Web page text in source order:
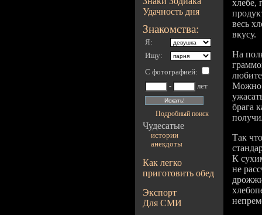
Удачность дня
Знакомства:
Я:
Ищу:
С фотографией:
-
лет
Подробный поиск
Чудесатые
истории
анекдоты
Как легко
приготовить обед
Экспорт
Для СМИ
хлебе,
весь
вкусу.
На
Можно
брага
Так
К
не